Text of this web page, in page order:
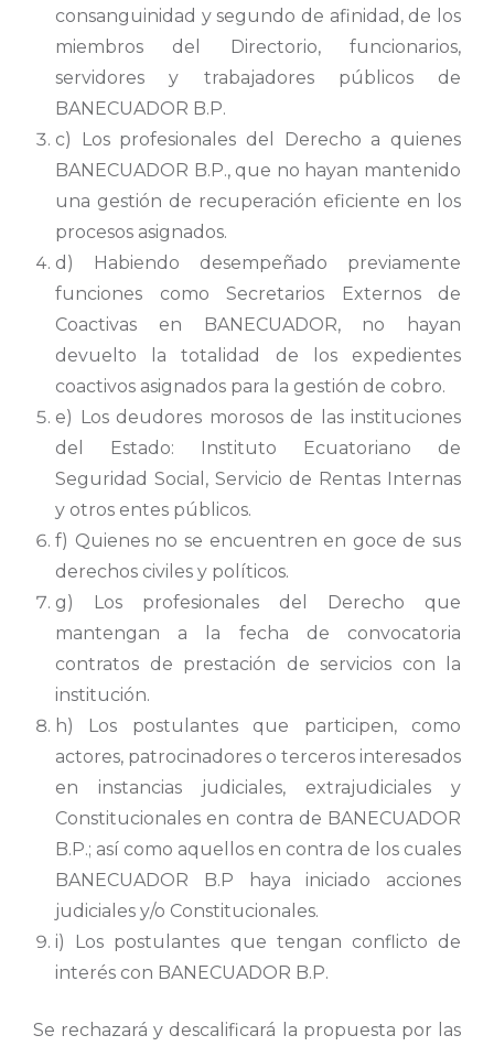
consanguinidad y segundo de afinidad, de los
miembros del Directorio, funcionarios,
servidores y trabajadores públicos de
BANECUADOR B.P.
c) Los profesionales del Derecho a quienes
BANECUADOR B.P., que no hayan mantenido
una gestión de recuperación eficiente en los
procesos asignados.
d) Habiendo desempeñado previamente
funciones como Secretarios Externos de
Coactivas en BANECUADOR, no hayan
devuelto la totalidad de los expedientes
coactivos asignados para la gestión de cobro.
e) Los deudores morosos de las instituciones
del Estado: Instituto Ecuatoriano de
Seguridad Social, Servicio de Rentas Internas
y otros entes públicos.
f) Quienes no se encuentren en goce de sus
derechos civiles y políticos.
g) Los profesionales del Derecho que
mantengan a la fecha de convocatoria
contratos de prestación de servicios con la
institución.
h) Los postulantes que participen, como
actores, patrocinadores o terceros interesados
en instancias judiciales, extrajudiciales y
Constitucionales en contra de BANECUADOR
B.P.; así como aquellos en contra de los cuales
BANECUADOR B.P haya iniciado acciones
judiciales y/o Constitucionales.
i) Los postulantes que tengan conflicto de
interés con BANECUADOR B.P.
Se rechazará y descalificará la propuesta por las